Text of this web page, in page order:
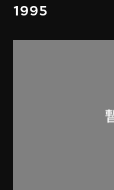
1995